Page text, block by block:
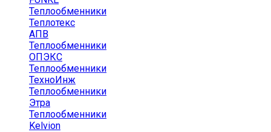
Теплообменники
Теплотекс
АПВ
Теплообменники
ОПЭКС
Теплообменники
ТехноИнж
Теплообменники
Этра
Теплообменники
Kelvion